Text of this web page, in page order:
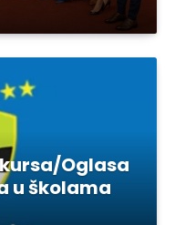
Oglasa
u školama